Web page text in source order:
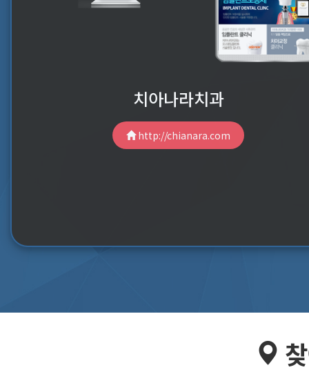
치아나라치과
http://chianara.com